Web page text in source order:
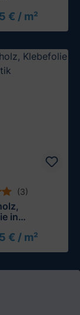
€ / m²
testen
(3)
in
€ / m²
testen